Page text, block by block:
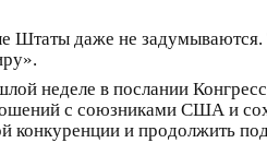
Штаты даже не
неделе в послании
с союзниками США и
конкуренции и продолжить